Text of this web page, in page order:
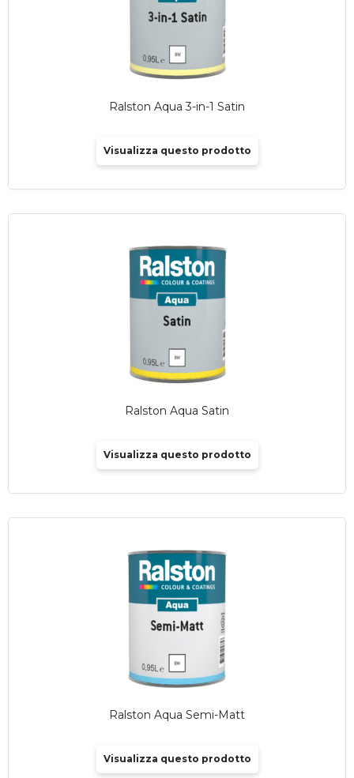
Ralston Aqua 3-in-1 Satin
Visualizza questo prodotto
Ralston Aqua Satin
Visualizza questo prodotto
Ralston Aqua Semi-Matt
Visualizza questo prodotto